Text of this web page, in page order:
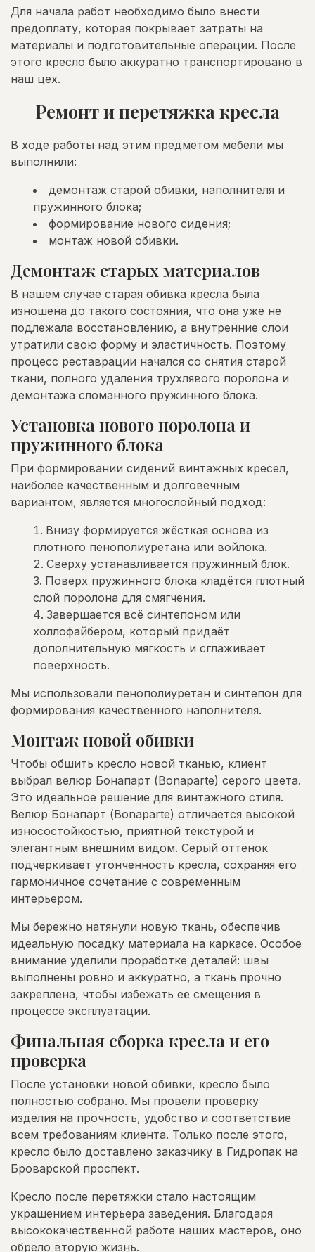
Для начала работ необходимо было внести
предоплату, которая покрывает затраты на
материалы и подготовительные операции. После
этого кресло было аккуратно транспортировано в
наш цех.
Ремонт и перетяжка кресла
В ходе работы над этим предметом мебели мы
выполнили:
демонтаж старой обивки, наполнителя и
пружинного блока;
формирование нового сидения;
монтаж новой обивки.
Демонтаж старых материалов
В нашем случае старая обивка кресла была
изношена до такого состояния, что она уже не
подлежала восстановлению, а внутренние слои
утратили свою форму и эластичность. Поэтому
процесс реставрации начался со снятия старой
ткани, полного удаления трухлявого поролона и
демонтажа сломанного пружинного блока.
Установка нового поролона и
пружинного блока
При формировании сидений винтажных кресел,
наиболее качественным и долговечным
вариантом, является многослойный подход:
Внизу формируется жёсткая основа из
плотного пенополиуретана или войлока.
Сверху устанавливается пружинный блок.
Поверх пружинного блока кладётся плотный
слой поролона для смягчения.
Завершается всё синтепоном или
холлофайбером, который придаёт
дополнительную мягкость и сглаживает
поверхность.
Мы использовали пенополиуретан и синтепон для
формирования качественного наполнителя.
Монтаж новой обивки
Чтобы обшить кресло новой тканью, клиент
выбрал велюр Бонапарт (Bonaparte) серого цвета.
Это идеальное решение для винтажного стиля.
Велюр Бонапарт (Bonaparte) отличается высокой
износостойкостью, приятной текстурой и
элегантным внешним видом. Серый оттенок
подчеркивает утонченность кресла, сохраняя его
гармоничное сочетание с современным
интерьером.
Мы бережно натянули новую ткань, обеспечив
идеальную посадку материала на каркасе. Особое
внимание уделили проработке деталей: швы
выполнены ровно и аккуратно, а ткань прочно
закреплена, чтобы избежать её смещения в
процессе эксплуатации.
Финальная сборка кресла и его
проверка
После установки новой обивки, кресло было
полностью собрано. Мы провели проверку
изделия на прочность, удобство и соответствие
всем требованиям клиента. Только после этого,
кресло было доставлено заказчику в Гидропак на
Броварской проспект.
Кресло после перетяжки стало настоящим
украшением интерьера заведения. Благодаря
высококачественной работе наших мастеров, оно
обрело вторую жизнь.